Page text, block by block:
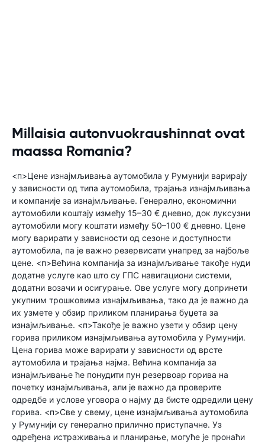
Millaisia autonvuokraushinnat ovat
maassa Romania?
<п>Цене изнајмљивања аутомобила у Румунији варирају
у зависности од типа аутомобила, трајања изнајмљивања
и компаније за изнајмљивање. Генерално, економични
аутомобили коштају између 15–30 € дневно, док луксузни
аутомобили могу коштати између 50–100 € дневно. Цене
могу варирати у зависности од сезоне и доступности
аутомобила, па је важно резервисати унапред за најбоље
цене. <п>Већина компанија за изнајмљивање такође нуди
додатне услуге као што су ГПС навигациони системи,
додатни возачи и осигурање. Ове услуге могу допринети
укупним трошковима изнајмљивања, тако да је важно да
их узмете у обзир приликом планирања буџета за
изнајмљивање. <п>Такође је важно узети у обзир цену
горива приликом изнајмљивања аутомобила у Румунији.
Цена горива може варирати у зависности од врсте
аутомобила и трајања најма. Већина компанија за
изнајмљивање ће понудити пун резервоар горива на
почетку изнајмљивања, али је важно да проверите
одредбе и услове уговора о најму да бисте одредили цену
горива. <п>Све у свему, цене изнајмљивања аутомобила
у Румунији су генерално прилично приступачне. Уз
одређена истраживања и планирање, могуће је пронаћи